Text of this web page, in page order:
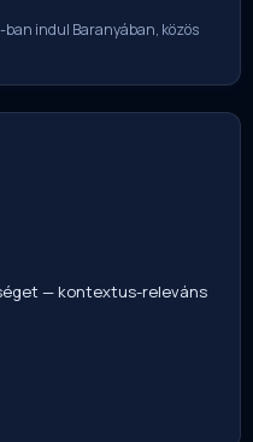
ban indul Baranyában, közös
— kontextus-releváns